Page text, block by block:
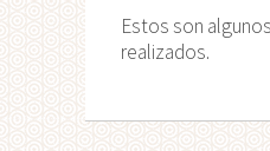
Estos son
realizados.